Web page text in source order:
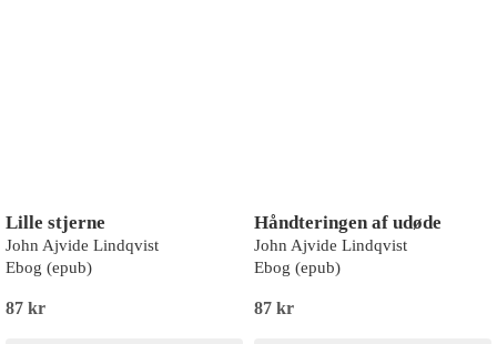
Lille stjerne
John Ajvide Lindqvist
Ebog (epub)
87 kr
Håndteringen af udøde
John Ajvide Lindqvist
Ebog (epub)
87 kr